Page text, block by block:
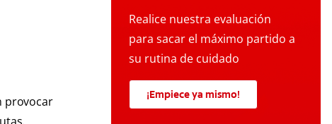
provocar
Realice nuestra evaluación
para sacar el máximo partido a
su rutina de cuidado
¡Empiece ya mismo!